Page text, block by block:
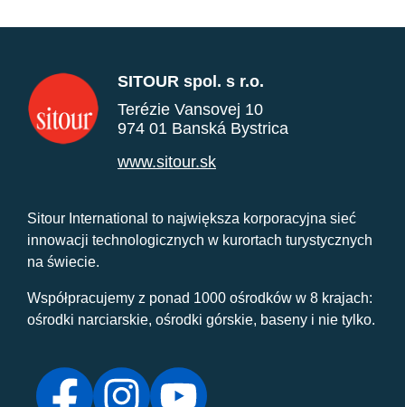
SITOUR spol. s r.o.
Terézie Vansovej 10
974 01 Banská Bystrica
www.sitour.sk
Sitour International to największa korporacyjna sieć
innowacji technologicznych w kurortach turystycznych
na świecie.
Współpracujemy z ponad 1000 ośrodków w 8 krajach:
ośrodki narciarskie, ośrodki górskie, baseny i nie tylko.